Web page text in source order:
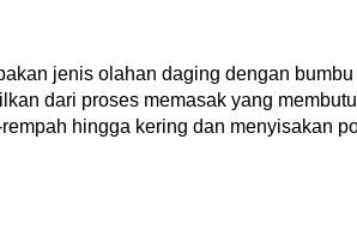
jenis olahan daging dengan
dari proses memasak yang
hingga kering dan menyisakan